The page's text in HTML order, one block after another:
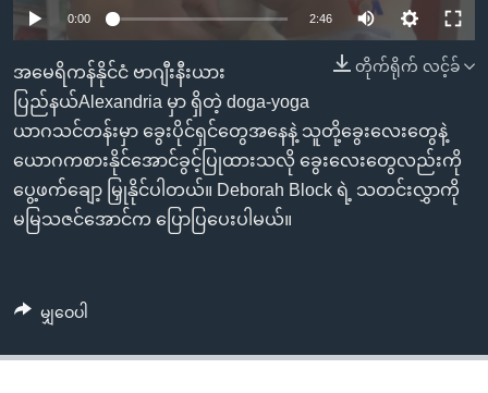
ညွန်း
စာမျက်နှာ
ကျော်
ကြည့်
ရန်
ရှာဖွေ
သို့
သုတပဒေသာ အင်္ဂလိပ်စာ
ဗွီအိုအေ လူမှုကွန်ယက်များ
ဘာသာစကားများ
0:00 2:46
တိုက်ရိုက် လင့်ခ်
အမေရိကန်နိုင်ငံ ဗာဂျီးနီးယား
ပြည်နယ်Alexandria မှာ ရှိတဲ့ doga-yoga
ယာဂသင်တန်းမှာ ခွေးပိုင်ရှင်တွေအနေနဲ့ သူတို့ခွေးလေးတွေနဲ့
ယောဂကစားနိုင်အောင်ခွင့်ပြုထားသလို ခွေးလေးတွေလည်းကို
ပွေ့ဖက်ချော့ မြှုနိုင်ပါတယ်။ Deborah Block ရဲ့ သတင်းလွှာကို
မမြသဇင်အောင်က ပြောပြပေးပါမယ်။
မျှဝေပါ